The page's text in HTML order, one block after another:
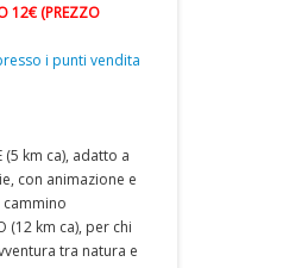
12€ (PREZZO
i punti vendita
(5 km ca), adatto a
con animazione e
(12 km ca), per chi
tra natura e